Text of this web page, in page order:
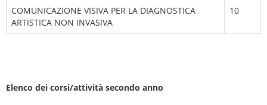
COMUNICAZIONE VISIVA PER LA DIAGNOSTICA
ARTISTICA NON INVASIVA
10
Elenco dei corsi/attività secondo anno